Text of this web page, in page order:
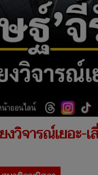
วิจารณ์เยอะ-เ